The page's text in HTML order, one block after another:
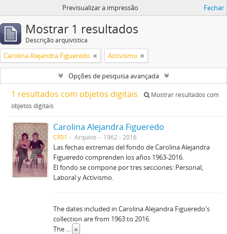
Previsualizar a impressão Fechar
Mostrar 1 resultados
Descrição arquivística
Carolina Alejandra Figueredo Activismo
Opções de pesquisa avançada
1 resultados com objetos digitais
Mostrar resultados com
objetos digitais
Carolina Alejandra Figueredo
CF01 Arquivo 1962 - 2016
Las fechas extremas del fondo de Carolina Alejandra
Figueredo comprenden los años 1963-2016.
El fondo se compone por tres secciones: Personal,
Laboral y Activismo.
The dates included in Carolina Alejandra Figueredo's
collection are from 1963 to 2016.
The ... »